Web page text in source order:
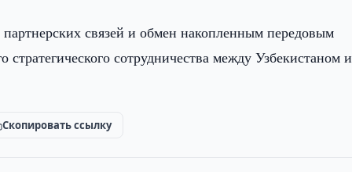
связей и обмен накопленным передовым
сотрудничества между Узбекистаном и
Скопировать ссылку